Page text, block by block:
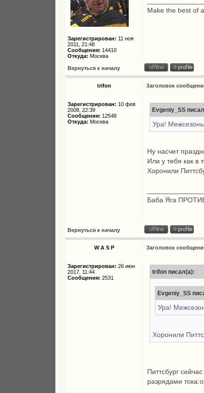
Зарегистрирован: 11 ноя
2011, 21:48
Сообщения: 14410
Откуда: Москва
Make the best of
Вернуться к началу
trifon Заголовок
Зарегистрирован: 10 фев
2008, 22:39
Сообщения: 12548
Откуда: Москва
Evgeniy_SS
Ура!
Ну насчет
Или у тебя как в
Хоронили
Баба Яга
Вернуться к началу
W A S P Заголовок
Зарегистрирован: 26 июн
2017, 11:44
Сообщения: 2531
trifon писал(а):
Evgeniy_SS
Ура!
Хоронили
Питтсбург
разрядами